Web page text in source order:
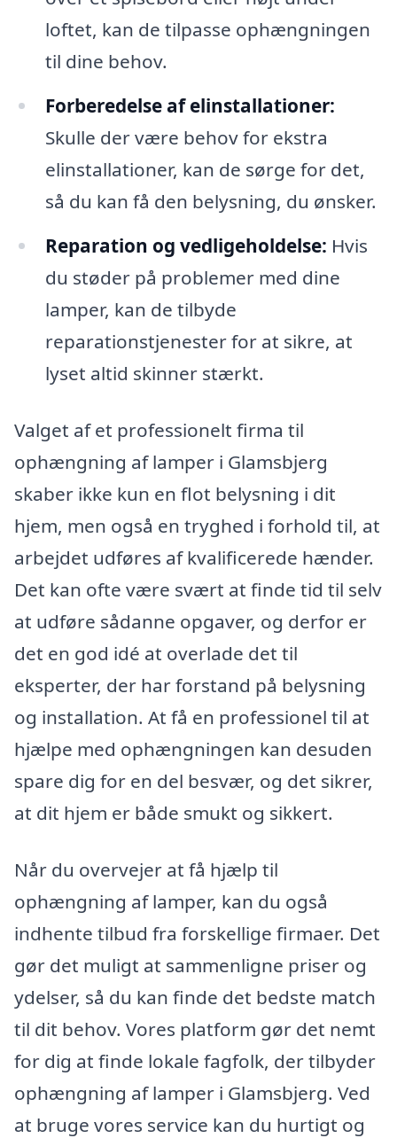
loftet, kan de tilpasse ophængningen
til dine behov.
Forberedelse af elinstallationer:
Skulle der være behov for ekstra
elinstallationer, kan de sørge for det,
så du kan få den belysning, du ønsker.
Reparation og vedligeholdelse: Hvis
du støder på problemer med dine
lamper, kan de tilbyde
reparationstjenester for at sikre, at
lyset altid skinner stærkt.
Valget af et professionelt firma til
ophængning af lamper i Glamsbjerg
skaber ikke kun en flot belysning i dit
hjem, men også en tryghed i forhold til, at
arbejdet udføres af kvalificerede hænder.
Det kan ofte være svært at finde tid til selv
at udføre sådanne opgaver, og derfor er
det en god idé at overlade det til
eksperter, der har forstand på belysning
og installation. At få en professionel til at
hjælpe med ophængningen kan desuden
spare dig for en del besvær, og det sikrer,
at dit hjem er både smukt og sikkert.
Når du overvejer at få hjælp til
ophængning af lamper, kan du også
indhente tilbud fra forskellige firmaer. Det
gør det muligt at sammenligne priser og
ydelser, så du kan finde det bedste match
til dit behov. Vores platform gør det nemt
for dig at finde lokale fagfolk, der tilbyder
ophængning af lamper i Glamsbjerg. Ved
at bruge vores service kan du hurtigt og